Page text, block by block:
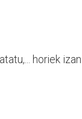
horiek izan